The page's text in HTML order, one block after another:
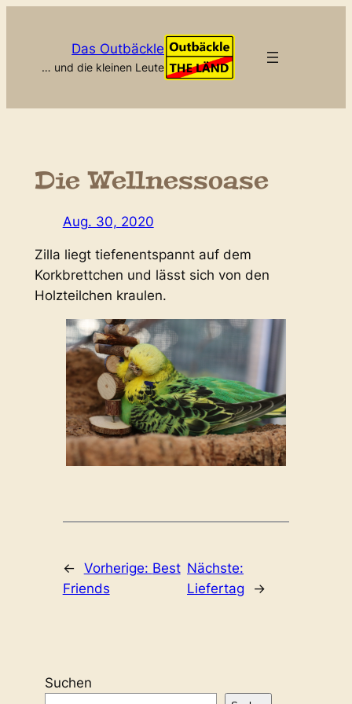
Das Outbäckle
… und die kleinen Leute
Die Wellnessoase
Aug. 30, 2020
Zilla liegt tiefenentspannt auf dem
Korkbrettchen und lässt sich von den
Holzteilchen kraulen.
← Vorherige: Best
Friends
Nächste:
Liefertag
→
Suchen